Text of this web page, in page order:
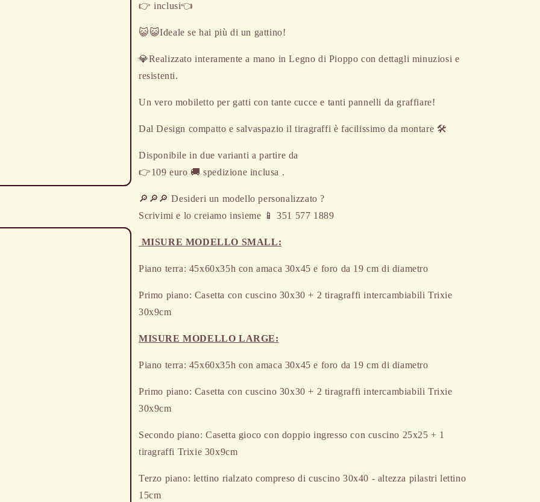
👉 inclusi👈
😺😺Ideale se hai più di un gattino!
💎Realizzato interamente a mano in Legno di Pioppo con dettagli minuziosi e
resistenti.
Un vero mobiletto per gatti con tante cucce e tanti pannelli da graffiare!
Dal Design compatto e salvaspazio il tiragraffi è facilissimo da montare 🛠
Disponibile in due varianti a partire da
👉109 euro 🚚 spedizione inclusa .
🔎🔎🔎 Desideri un modello personalizzato ?
Scrivimi e lo creiamo insieme 📱 351 577 1889
MISURE MODELLO SMALL:
Piano terra: 45x60x35h con amaca 30x45 e foro da 19 cm di diametro
Primo piano: Casetta con cuscino 30x30 + 2 tiragraffi intercambiabili Trixie
30x9cm
MISURE MODELLO LARGE:
Piano terra: 45x60x35h con amaca 30x45 e foro da 19 cm di diametro
Primo piano: Casetta con cuscino 30x30 + 2 tiragraffi intercambiabili Trixie
30x9cm
Secondo piano: Casetta gioco con doppio ingresso con cuscino 25x25 + 1
tiragraffi Trixie 30x9cm
Terzo piano: lettino rialzato compreso di cuscino 30x40 - altezza pilastri lettino
15cm